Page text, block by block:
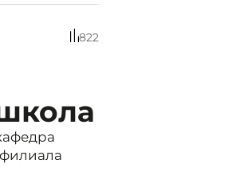
822